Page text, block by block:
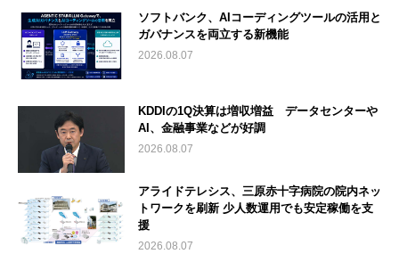
ソフトバンク、AIコーディングツールの活用と
ガバナンスを両立する新機能
2026.08.07
KDDIの1Q決算は増収増益 データセンターや
AI、金融事業などが好調
2026.08.07
アライドテレシス、三原赤十字病院の院内ネッ
トワークを刷新 少人数運用でも安定稼働を支
援
2026.08.07